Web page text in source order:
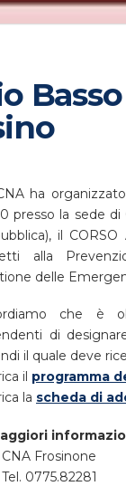
Basso
ha
presso la sede di
il
alla
delle
che è
di
il quale deve
il programma
la scheda di
CNA Frosinone
Tel. 0775.82281